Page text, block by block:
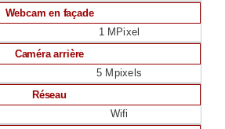
Webcam en façade
1 MPixel
Caméra arrière
5 Mpixels
Réseau
Wifi